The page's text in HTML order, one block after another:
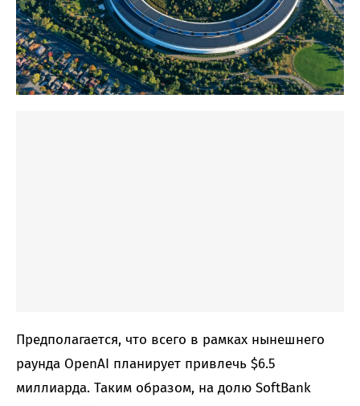
Предполагается, что всего в рамках нынешнего
раунда OpenAI планирует привлечь $6.5
миллиарда. Таким образом, на долю SoftBank